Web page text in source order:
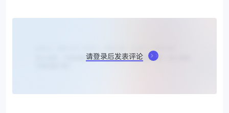
请登录后发表评论